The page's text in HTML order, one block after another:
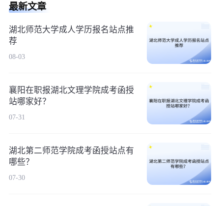
最新文章
湖北师范大学成人学历报名站点推
荐
08-03
襄阳在职报湖北文理学院成考函授
站哪家好？
07-31
湖北第二师范学院成考函授站点有
哪些？
07-30